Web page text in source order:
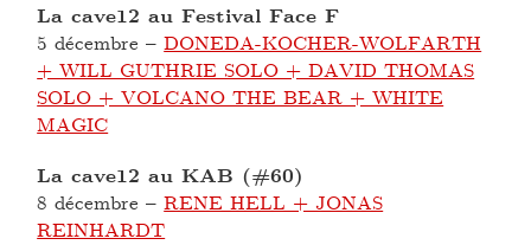
La cave12 au Festival Face F
5 décembre –DONEDA-KOCHER-WOLFARTH
+ WILL GUTHRIE SOLO + DAVID THOMAS
SOLO + VOLCANO THE BEAR + WHITE
MAGIC
La cave12 au KAB (#60)
8 décembre –RENE HELL + JONAS
REINHARDT